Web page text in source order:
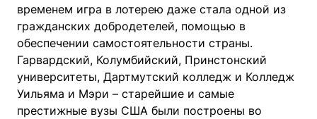
временем игра в лотерею даже стала одной из
гражданских добродетелей, помощью в
обеспечении самостоятельности страны.
Гарвардский, Колумбийский, Принстонский
университеты, Дартмутский колледж и Колледж
Уильяма и Мэри – старейшие и самые
престижные вузы США были построены во